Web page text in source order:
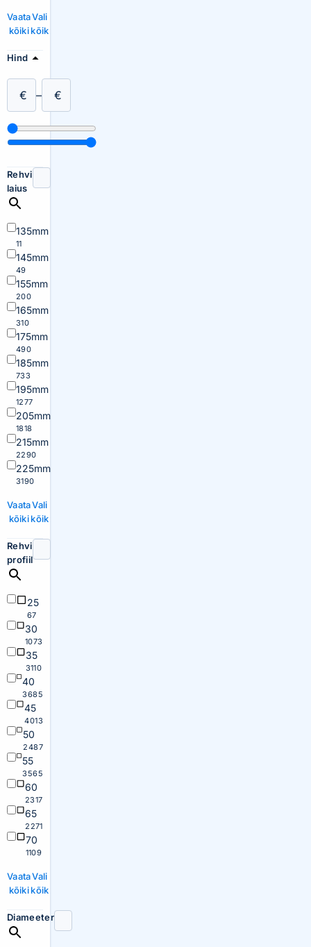
Vaata
kõiki
Vali
kõik
Hind
€ – €
Rehvi
laius
135mm
11
145mm
49
155mm
200
165mm
310
175mm
490
185mm
733
195mm
1277
205mm
1818
215mm
2290
225mm
3190
Vaata
kõiki
Vali
kõik
Rehvi
profiil
25
67
30
1073
35
3110
40
3685
45
4013
50
2487
55
3565
60
2317
65
2271
70
1109
Vaata
kõiki
Vali
kõik
Diameeter